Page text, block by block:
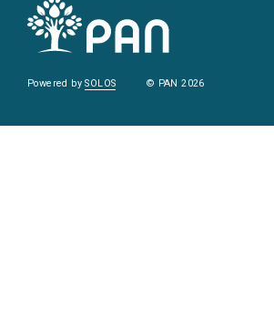
Powered bySOLOS © PAN 2026